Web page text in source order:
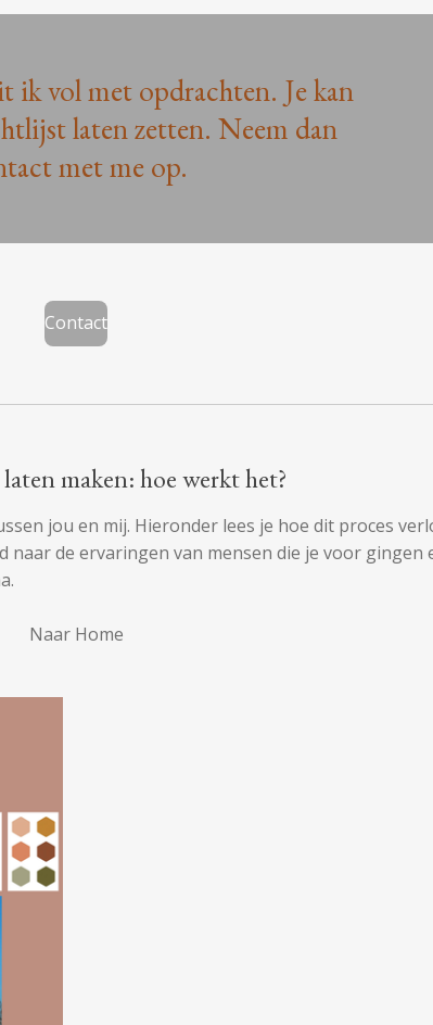
ik vol met opdrachten. Je kan
laten zetten. Neem dan
met me op.
Contact
maken: hoe werkt het?
jou en mij. Hieronder lees je hoe dit proces
de ervaringen van mensen die je voor gingen
Naar Home